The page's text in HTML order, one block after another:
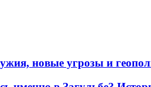
новые угрозы и